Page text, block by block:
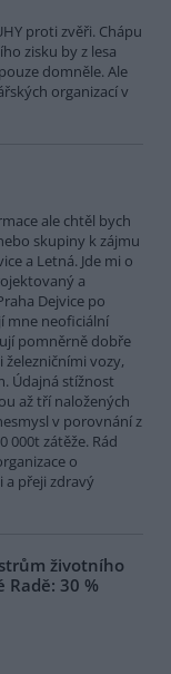
proti zvěři. Chápu
zisku by z lesa
domněle. Ale
organizací v
ale chtěl bych
skupiny k zájmu
a Letná. Jde mi o
a
Dejvice po
mne neoficiální
pomněrně dobře
vozy,
Údajná stížnost
až tří naložených
v porovnání z
zátěže. Rád
o
a přeji zdravý
životního
30 %